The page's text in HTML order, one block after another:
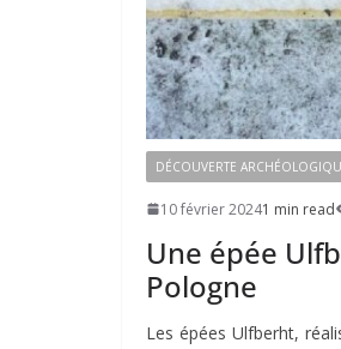
DÉCOUVERTE
10 février 20241 min read
Une épée
Pologne
Les épées Ulfberht,